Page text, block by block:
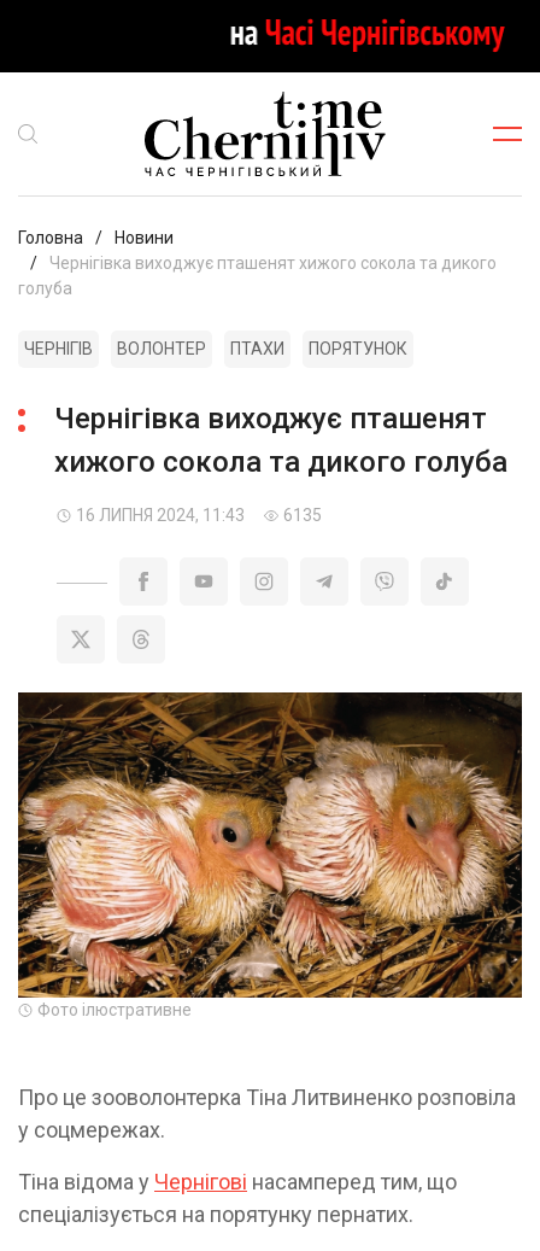
Головна
Новини
Чернігівка виходжує пташенят хижого сокола та дикого
голуба
ЧЕРНІГІВ ВОЛОНТЕР ПТАХИ ПОРЯТУНОК
Чернігівка виходжує пташенят
хижого сокола та дикого голуба
16 ЛИПНЯ 2024, 11:43 6135
Фото ілюстративне
Про це зооволонтерка Тіна Литвиненко розповіла
у соцмережах.
Тіна відома у Чернігові насамперед тим, що
спеціалізується на порятунку пернатих.